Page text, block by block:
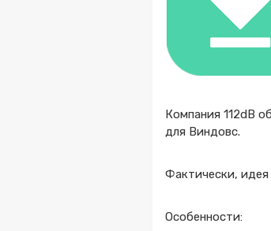
Компания 112dB
для Виндовс.
Фактически, идея
Особенности: